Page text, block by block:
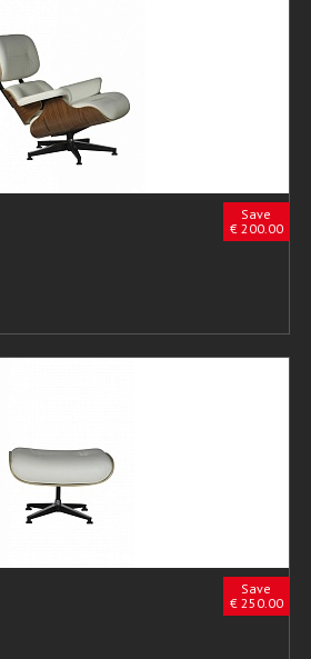
Save
€ 200.00
Save
€ 250.00